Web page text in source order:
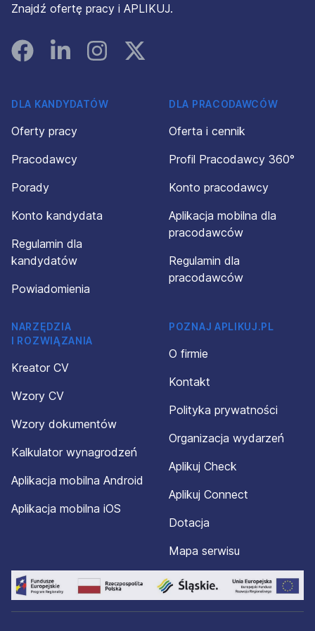
Znajdź ofertę pracy i APLIKUJ.
FacebookLinked InInstagramInstagram
DLA KANDYDATÓW
Oferty pracy
Pracodawcy
Porady
Konto kandydata
Regulamin dla
kandydatów
Powiadomienia
DLA PRACODAWCÓW
Oferta i cennik
Profil Pracodawcy 360°
Konto pracodawcy
Aplikacja mobilna dla
pracodawców
Regulamin dla
pracodawców
NARZĘDZIA
I ROZWIĄZANIA
Kreator CV
Wzory CV
Wzory dokumentów
Kalkulator wynagrodzeń
Aplikacja mobilna Android
Aplikacja mobilna iOS
POZNAJ APLIKUJ.PL
O firmie
Kontakt
Polityka prywatności
Organizacja wydarzeń
Aplikuj Check
Aplikuj Connect
Dotacja
Mapa serwisu